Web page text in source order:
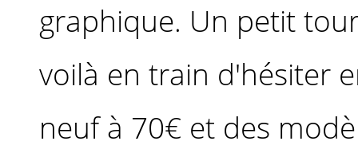
graphique. Un petit
voilà en train d'hésiter
neuf à 70€ et des